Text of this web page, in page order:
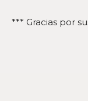
*** Gracias por